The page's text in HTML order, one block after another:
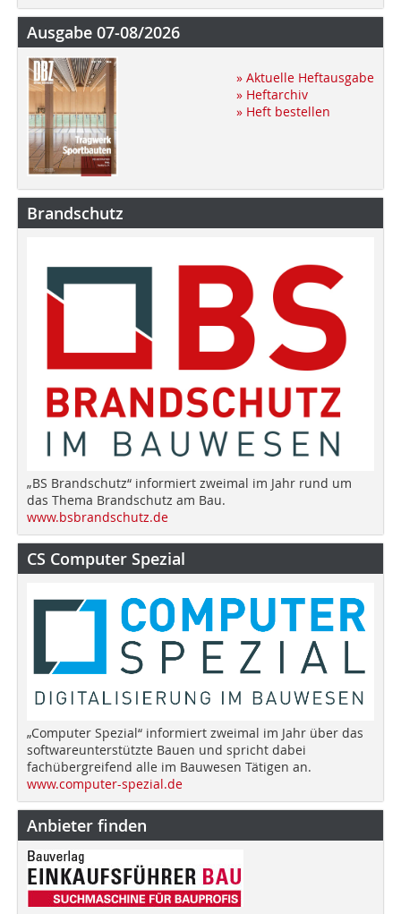
Ausgabe 07-08/2026
» Aktuelle Heftausgabe
» Heftarchiv
» Heft bestellen
Brandschutz
„BS Brandschutz“ informiert zweimal im Jahr rund um
das Thema Brandschutz am Bau.
www.bsbrandschutz.de
CS Computer Spezial
„Computer Spezial“ informiert zweimal im Jahr über das
softwareunterstützte Bauen und spricht dabei
fachübergreifend alle im Bauwesen Tätigen an.
www.computer-spezial.de
Anbieter finden